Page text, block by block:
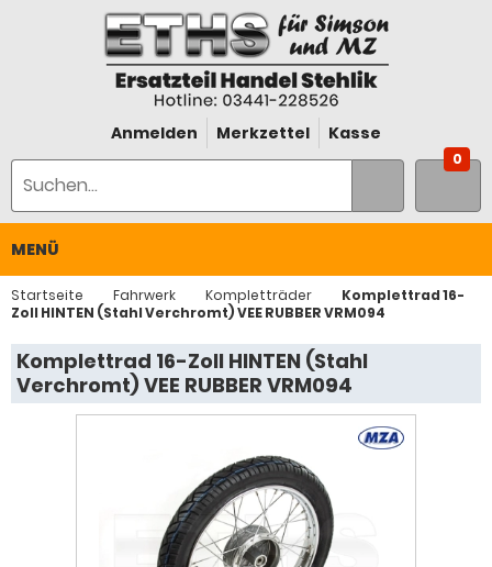
Anmelden Merkzettel Kasse
0
MENÜ
Startseite Fahrwerk Kompletträder
Komplettrad 16-
Zoll HINTEN (Stahl Verchromt) VEE RUBBER VRM094
Komplettrad 16-Zoll HINTEN (Stahl
Verchromt) VEE RUBBER VRM094